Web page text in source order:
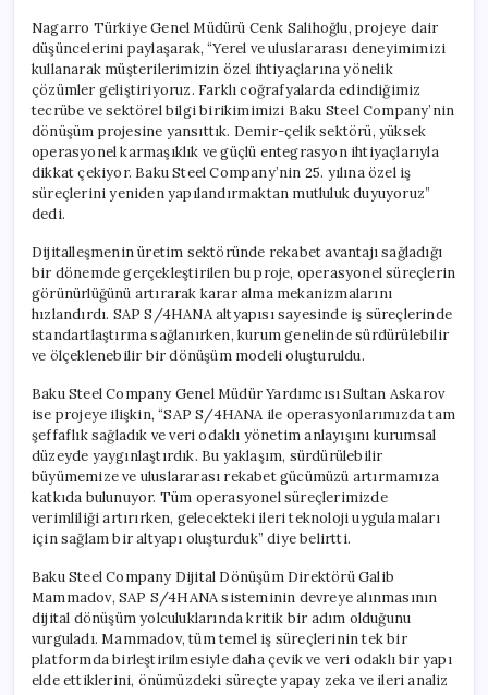
Nagarro Türkiye Genel Müdürü Cenk Salihoğlu, projeye dair
düşüncelerini paylaşarak, “Yerel ve uluslararası deneyimimizi
kullanarak müşterilerimizin özel ihtiyaçlarına yönelik
çözümler geliştiriyoruz. Farklı coğrafyalarda edindiğimiz
tecrübe ve sektörel bilgi birikimimizi Baku Steel Company’nin
dönüşüm projesine yansıttık. Demir-çelik sektörü, yüksek
operasyonel karmaşıklık ve güçlü entegrasyon ihtiyaçlarıyla
dikkat çekiyor. Baku Steel Company’nin 25. yılına özel iş
süreçlerini yeniden yapılandırmaktan mutluluk duyuyoruz”
dedi.
Dijitalleşmenin üretim sektöründe rekabet avantajı sağladığı
bir dönemde gerçekleştirilen bu proje, operasyonel süreçlerin
görünürlüğünü artırarak karar alma mekanizmalarını
hızlandırdı. SAP S/4HANA altyapısı sayesinde iş süreçlerinde
standartlaştırma sağlanırken, kurum genelinde sürdürülebilir
ve ölçeklenebilir bir dönüşüm modeli oluşturuldu.
Baku Steel Company Genel Müdür Yardımcısı Sultan Askarov
ise projeye ilişkin, “SAP S/4HANA ile operasyonlarımızda tam
şeffaflık sağladık ve veri odaklı yönetim anlayışını kurumsal
düzeyde yaygınlaştırdık. Bu yaklaşım, sürdürülebilir
büyümemize ve uluslararası rekabet gücümüzü artırmamıza
katkıda bulunuyor. Tüm operasyonel süreçlerimizde
verimliliği artırırken, gelecekteki ileri teknoloji uygulamaları
için sağlam bir altyapı oluşturduk” diye belirtti.
Baku Steel Company Dijital Dönüşüm Direktörü Galib
Mammadov, SAP S/4HANA sisteminin devreye alınmasının
dijital dönüşüm yolculuklarında kritik bir adım olduğunu
vurguladı. Mammadov, tüm temel iş süreçlerinin tek bir
platformda birleştirilmesiyle daha çevik ve veri odaklı bir yapı
elde ettiklerini, önümüzdeki süreçte yapay zeka ve ileri analiz